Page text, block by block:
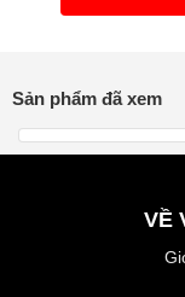
Sản phẩm đã xem
VỀ